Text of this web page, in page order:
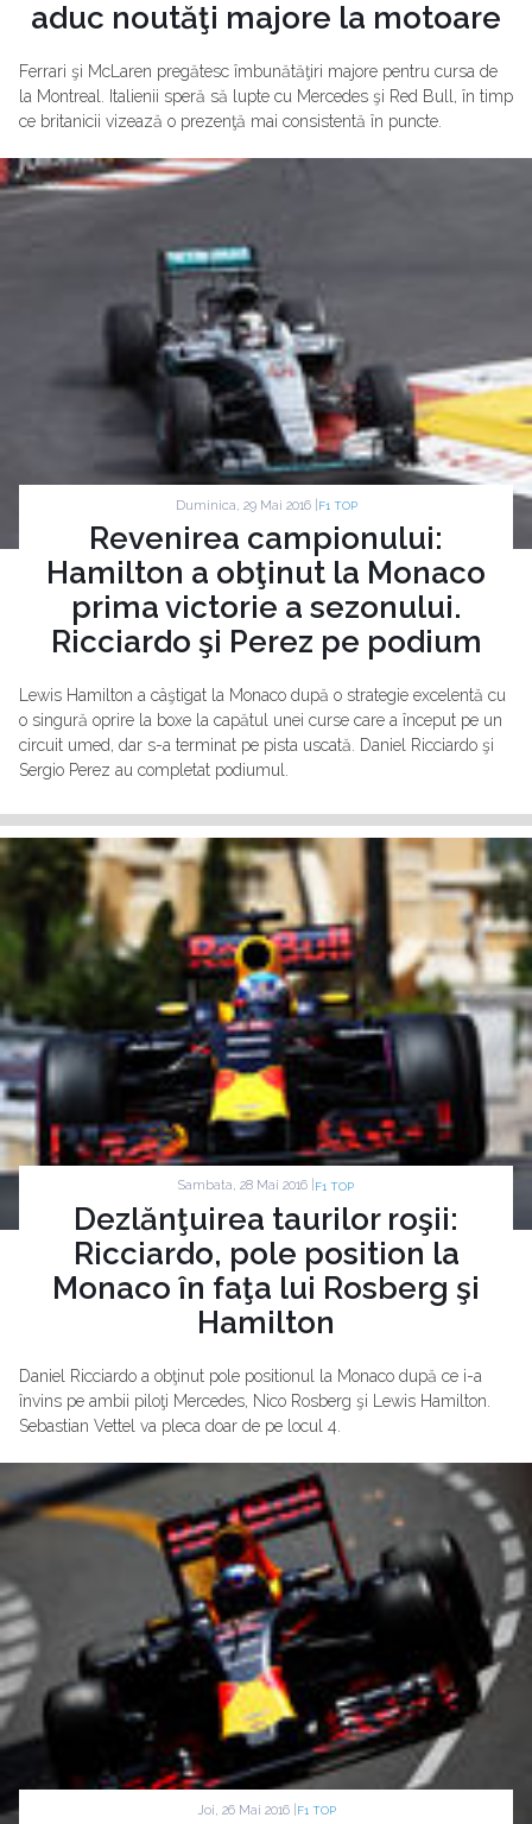
aduc noutăţi majore la motoare
Ferrari şi McLaren pregătesc îmbunătăţiri majore pentru cursa de
la Montreal. Italienii speră să lupte cu Mercedes şi Red Bull, în timp
ce britanicii vizează o prezenţă mai consistentă în puncte.
Duminica, 29 Mai 2016 | F1 TOP
Revenirea campionului:
Hamilton a obţinut la Monaco
prima victorie a sezonului.
Ricciardo şi Perez pe podium
Lewis Hamilton a câştigat la Monaco după o strategie excelentă cu
o singură oprire la boxe la capătul unei curse care a început pe un
circuit umed, dar s-a terminat pe pista uscată. Daniel Ricciardo şi
Sergio Perez au completat podiumul.
Sambata, 28 Mai 2016 | F1 TOP
Dezlănţuirea taurilor roşii:
Ricciardo, pole position la
Monaco în faţa lui Rosberg şi
Hamilton
Daniel Ricciardo a obţinut pole positionul la Monaco după ce i-a
învins pe ambii piloţi Mercedes, Nico Rosberg şi Lewis Hamilton.
Sebastian Vettel va pleca doar de pe locul 4.
Joi, 26 Mai 2016 | F1 TOP